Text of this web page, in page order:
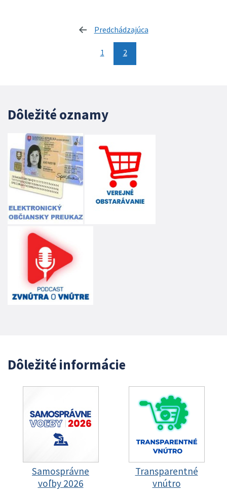
Predchádzajúca
1 2
Dôležité oznamy
Dôležité informácie
Samosprávne
voľby 2026
Transparentné
vnútro